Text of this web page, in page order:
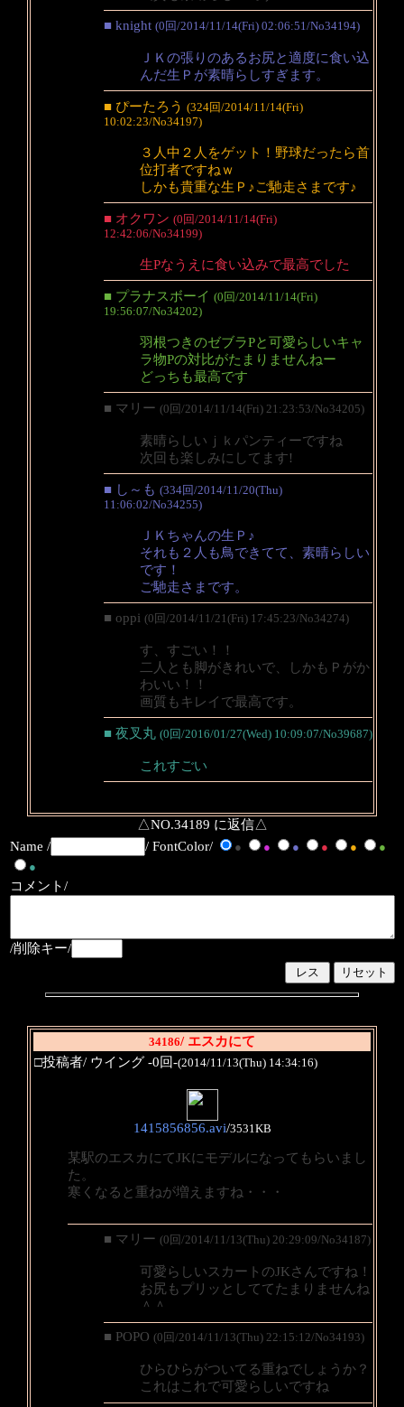
■ knight (0回/2014/11/14(Fri) 02:06:51/No34194)
ＪＫの張りのあるお尻と適度に食い込
んだ生Ｐが素晴らしすぎます。
■ ぴーたろう (324回/2014/11/14(Fri)
10:02:23/No34197)
３人中２人をゲット！野球だったら首
位打者ですねｗ
しかも貴重な生Ｐ♪ご馳走さまです♪
■ オクワン (0回/2014/11/14(Fri)
12:42:06/No34199)
生Pなうえに食い込みで最高でした
■ プラナスボーイ (0回/2014/11/14(Fri)
19:56:07/No34202)
羽根つきのゼブラPと可愛らしいキャ
ラ物Pの対比がたまりませんねー
どっちも最高です
■ マリー (0回/2014/11/14(Fri) 21:23:53/No34205)
素晴らしいｊｋパンティーですね
次回も楽しみにしてます!
■ し～も (334回/2014/11/20(Thu)
11:06:02/No34255)
ＪＫちゃんの生Ｐ♪
それも２人も鳥できてて、素晴らしい
です！
ご馳走さまです。
■ oppi (0回/2014/11/21(Fri) 17:45:23/No34274)
す、すごい！！
二人とも脚がきれいで、しかもＰがか
わいい！！
画質もキレイで最高です。
■ 夜叉丸 (0回/2016/01/27(Wed) 10:09:07/No39687)
これすごい
△NO.34189 に返信△
Name /
/ FontColor/ ● ● ● ● ●
●
●
コメント/
/削除キー/
34186/ エスカにて
□投稿者/ ウイング -0回-(2014/11/13(Thu) 14:34:16)
1415856856.avi/3531KB
某駅のエスカにてJKにモデルになってもらいまし
た。
寒くなると重ねが増えますね・・・
■ マリー (0回/2014/11/13(Thu) 20:29:09/No34187)
可愛らしいスカートのJKさんですね！
お尻もプリッとしててたまりませんね
＾＾
■ POPO (0回/2014/11/13(Thu) 22:15:12/No34193)
ひらひらがついてる重ねでしょうか？
これはこれで可愛らしいですね